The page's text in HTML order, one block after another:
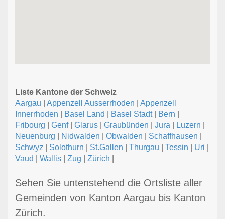
Liste Kantone der Schweiz
Aargau
Appenzell Ausserrhoden
Appenzell
Innerrhoden
Basel Land Basel Stadt| Bern
Fribourg
Genf| Glarus Graubünden Jura Luzern
Neuenburg
Nidwalden Obwalden Schaffhausen
Schwyz
Solothurn St.Gallen Thurgau Tessin Uri
Vaud
Wallis Zug Zürich
Sehen Sie untenstehend die Ortsliste aller
Gemeinden von Kanton Aargau bis Kanton
Zürich.